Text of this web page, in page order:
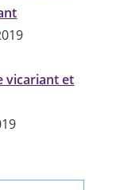
vicariant et